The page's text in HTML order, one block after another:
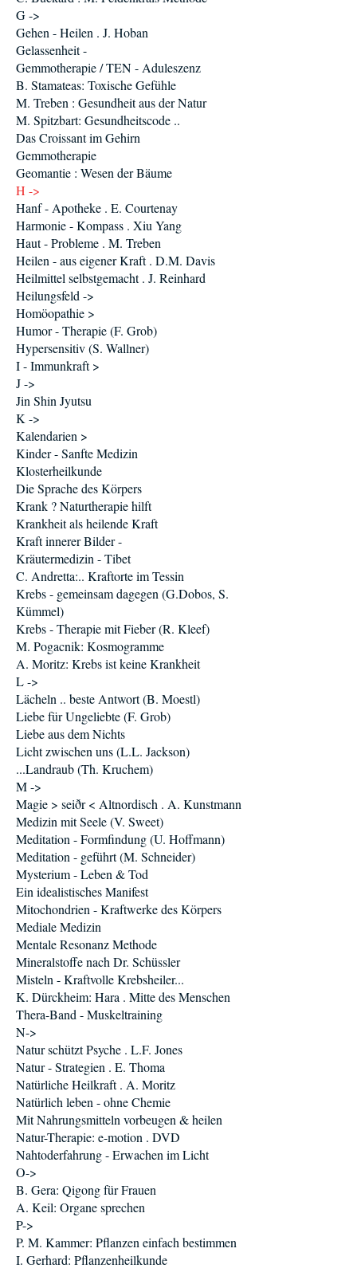
G ->
Gehen - Heilen . J. Hoban
Gelassenheit -
Gemmotherapie / TEN - Aduleszenz
B. Stamateas: Toxische Gefühle
M. Treben : Gesundheit aus der Natur
M. Spitzbart: Gesundheitscode ..
Das Croissant im Gehirn
Gemmotherapie
Geomantie : Wesen der Bäume
H ->
Hanf - Apotheke . E. Courtenay
Harmonie - Kompass . Xiu Yang
Haut - Probleme . M. Treben
Heilen - aus eigener Kraft . D.M. Davis
Heilmittel selbstgemacht . J. Reinhard
Heilungsfeld ->
Homöopathie >
Humor - Therapie (F. Grob)
Hypersensitiv (S. Wallner)
I - Immunkraft >
J ->
Jin Shin Jyutsu
K ->
Kalendarien >
Kinder - Sanfte Medizin
Klosterheilkunde
Die Sprache des Körpers
Krank ? Naturtherapie hilft
Krankheit als heilende Kraft
Kraft innerer Bilder -
Kräutermedizin - Tibet
C. Andretta:.. Kraftorte im Tessin
Krebs - gemeinsam dagegen (G.Dobos, S.
Kümmel)
Krebs - Therapie mit Fieber (R. Kleef)
M. Pogacnik: Kosmogramme
A. Moritz: Krebs ist keine Krankheit
L ->
Lächeln .. beste Antwort (B. Moestl)
Liebe für Ungeliebte (F. Grob)
Liebe aus dem Nichts
Licht zwischen uns (L.L. Jackson)
...Landraub (Th. Kruchem)
M ->
Magie > seiðr < Altnordisch . A. Kunstmann
Medizin mit Seele (V. Sweet)
Meditation - Formfindung (U. Hoffmann)
Meditation - geführt (M. Schneider)
Mysterium - Leben & Tod
Ein idealistisches Manifest
Mitochondrien - Kraftwerke des Körpers
Mediale Medizin
Mentale Resonanz Methode
Mineralstoffe nach Dr. Schüssler
Misteln - Kraftvolle Krebsheiler...
K. Dürckheim: Hara . Mitte des Menschen
Thera-Band - Muskeltraining
N->
Natur schützt Psyche . L.F. Jones
Natur - Strategien . E. Thoma
Natürliche Heilkraft . A. Moritz
Natürlich leben - ohne Chemie
Mit Nahrungsmitteln vorbeugen & heilen
Natur-Therapie: e-motion . DVD
Nahtoderfahrung - Erwachen im Licht
O->
B. Gera: Qigong für Frauen
A. Keil: Organe sprechen
P->
P. M. Kammer: Pflanzen einfach bestimmen
I. Gerhard: Pflanzenheilkunde